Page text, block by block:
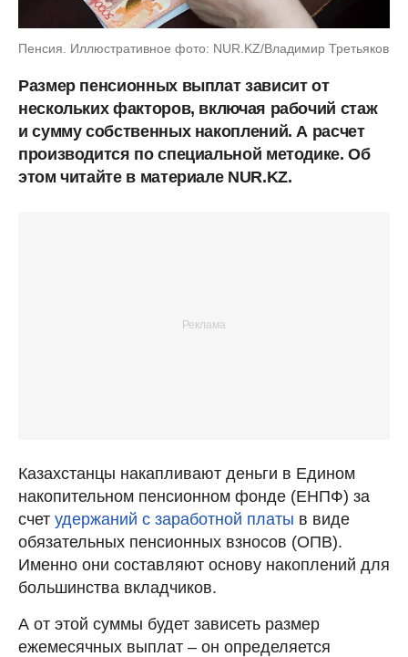
Пенсия. Иллюстративное фото: NUR.KZ/Владимир Третьяков
Размер пенсионных выплат зависит от
нескольких факторов, включая рабочий стаж
и сумму собственных накоплений. А расчет
производится по специальной методике. Об
этом читайте в материале NUR.KZ.
Казахстанцы накапливают деньги в Едином
накопительном пенсионном фонде (ЕНПФ) за
счет удержаний с заработной платы в виде
обязательных пенсионных взносов (ОПВ).
Именно они составляют основу накоплений для
большинства вкладчиков.
А от этой суммы будет зависеть размер
ежемесячных выплат – он определяется